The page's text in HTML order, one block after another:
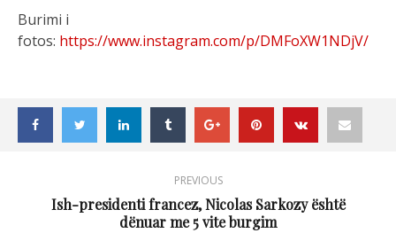
Burimi i
fotos: https://www.instagram.com/p/DMFoXW1NDjV/
PREVIOUS
Ish-presidenti francez, Nicolas Sarkozy është
dënuar me 5 vite burgim